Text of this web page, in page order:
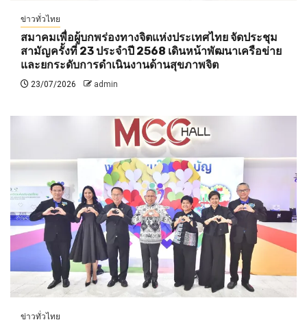
ข่าวทั่วไทย
สมาคมเพื่อผู้บกพร่องทางจิตแห่งประเทศไทย จัดประชุม
สามัญครั้งที่ 23 ประจำปี 2568 เดินหน้าพัฒนาเครือข่าย
และยกระดับการดำเนินงานด้านสุขภาพจิต
23/07/2026 admin
ข่าวทั่วไทย